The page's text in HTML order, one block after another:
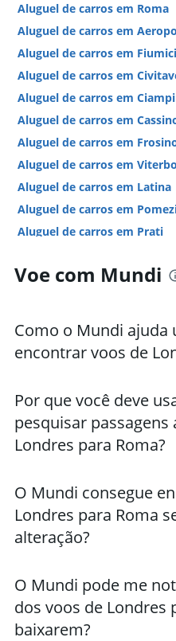
Aluguel de carros em Roma
Aluguel de carros em
Aluguel de carros em
Aluguel de carros em
Aluguel de carros em
Aluguel de carros em
Aluguel de carros em
Aluguel de carros em Viterbo
Aluguel de carros em Latina
Aluguel de carros em
Aluguel de carros em Prati
Hotéis em Roma
Hotéis em Civitavecchia
Hotéis em Viterbo
Hotéis em Tivoli
Hotéis em Cassino
Hotéis em Ciampino
Hotéis em Sabaudia
Voe com Mundi
Como o Mundi ajuda
encontrar voos de
Por que você deve
pesquisar passagens
Londres para Roma?
O Mundi consegue
Londres para Roma
alteração?
O Mundi pode me
dos voos de Londres
baixarem?